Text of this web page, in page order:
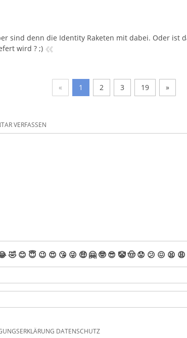
sind denn die Identity Raketen mit dabei. Oder ist
wird ? ;) «
« 1 2 3 19 »
VERFASSEN
🤣 😊 😇 😉 😍 😘 😜 🤑 🤗 🤓 😎 🤡🤠 😟 😕 😖 😫 😩
DATENSCHUTZ